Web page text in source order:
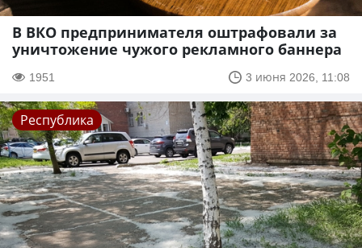
В ВКО предпринимателя оштрафовали за
уничтожение чужого рекламного баннера
1951 3 июня 2026, 11:08
Республика